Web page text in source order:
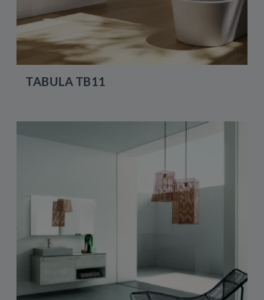
TABULA TB11